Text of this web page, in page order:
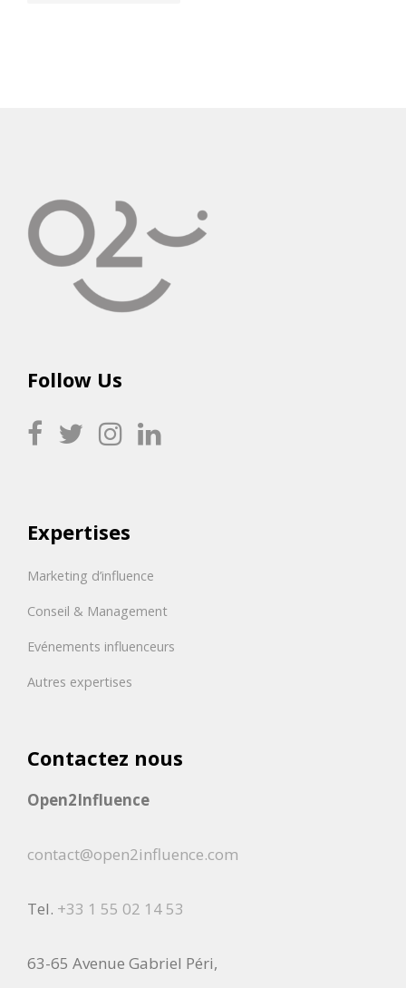
Follow Us
Expertises
Marketing d’influence
Conseil & Management
Evénements influenceurs
Autres expertises
Contactez nous
Open2Influence
contact@open2influence.com
Tel. +33 1 55 02 14 53
63-65 Avenue Gabriel Péri,